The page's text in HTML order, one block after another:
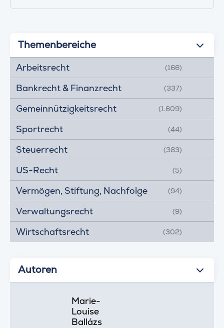
Themenbereiche
Arbeitsrecht (166)
Bankrecht & Finanzrecht (337)
Gemeinnützigkeitsrecht (1.609)
Sportrecht (44)
Steuerrecht (383)
US-Recht (5)
Vermögen, Stiftung, Nachfolge (94)
Verwaltungsrecht (9)
Wirtschaftsrecht (302)
Autoren
Marie-
Louise
Ballázs